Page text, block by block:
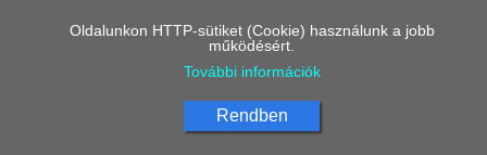
Oldalunkon HTTP-sütiket (Cookie) használunk a jobb
működésért.
További információk